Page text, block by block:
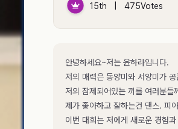
15th | 475Votes
안녕하세요~저는 윤하라입니다.
저의 매력은 동양미와 서양미가
저의 잠제되어있는 끼를 여러분들
제가 좋아하고 잘하는건 댄스. 피
이번 대회는 저에게 새로운 경험